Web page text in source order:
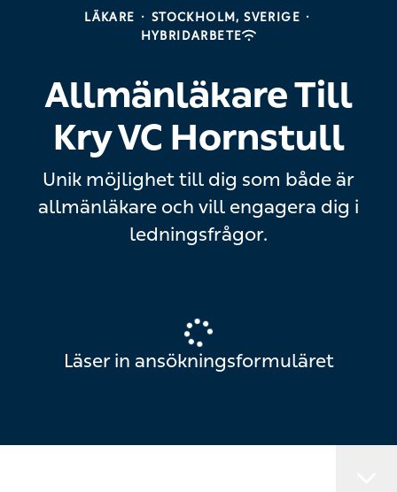
LÄKARE · STOCKHOLM, SVERIGE ·
HYBRIDARBETE
Allmänläkare Till
Kry VC Hornstull
Unik möjlighet till dig som både är
allmänläkare och vill engagera dig i
ledningsfrågor.
Läser in ansökningsformuläret